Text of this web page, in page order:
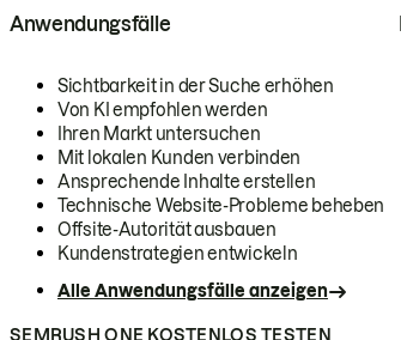
Anwendungsfälle
Sichtbarkeit in der Suche erhöhen
Von KI empfohlen werden
Ihren Markt untersuchen
Mit lokalen Kunden verbinden
Ansprechende Inhalte erstellen
Technische Website-Probleme beheben
Offsite-Autorität ausbauen
Kundenstrategien entwickeln
Alle Anwendungsfälle anzeigen
SEMRUSH ONE KOSTENLOS TESTEN